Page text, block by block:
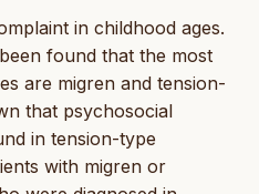
in childhood ages.
found that the most
are migren and tension-
that psychosocial
in tension-type
with migren or